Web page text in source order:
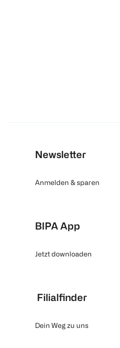
Newsletter
Anmelden & sparen
BIPA App
Jetzt downloaden
Filialfinder
Dein Weg zu uns